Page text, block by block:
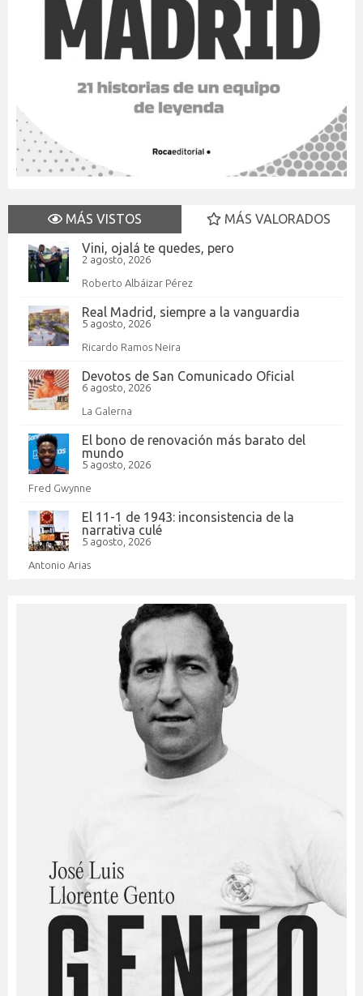
MÁS VISTOS
MÁS VALORADOS
Vini, ojalá te quedes, pero
2 agosto, 2026
Roberto Albáizar Pérez
Real Madrid, siempre a la vanguardia
5 agosto, 2026
Ricardo Ramos Neira
Devotos de San Comunicado Oficial
6 agosto, 2026
La Galerna
El bono de renovación más barato del
mundo
5 agosto, 2026
Fred Gwynne
El 11-1 de 1943: inconsistencia de la
narrativa culé
5 agosto, 2026
Antonio Arias